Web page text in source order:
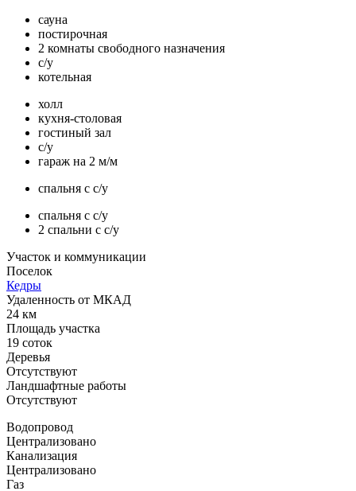
сауна
постирочная
2 комнаты свободного назначения
с/у
котельная
холл
кухня-столовая
гостиный зал
с/у
гараж на 2 м/м
спальня с с/у
спальня с с/у
2 спальни с с/у
Участок и коммуникации
Поселок
Кедры
Удаленность от МКАД
24 км
Площадь участка
19 соток
Деревья
Отсутствуют
Ландшафтные работы
Отсутствуют
Водопровод
Централизовано
Канализация
Централизовано
Газ